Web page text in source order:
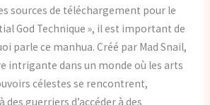
sources de téléchargement pour le
God Technique », il est important de
parle ce manhua. Créé par Mad Snail,
intrigante dans un monde où les arts
célestes se rencontrent,
guerriers d’accéder à des